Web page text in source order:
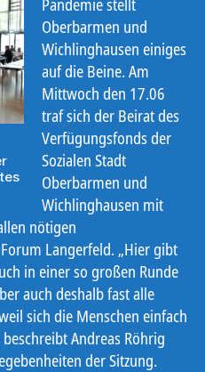
Pandemie stellt
Oberbarmen und
Wichlinghausen einiges
auf die Beine. Am
Mittwoch den 17.06
traf sich der Beirat des
Verfügungsfonds der
Sozialen Stadt
Oberbarmen und
Wichlinghausen mit
nötigen
Langerfeld. „Hier gibt
in einer so großen Runde
auch deshalb fast alle
sich die Menschen einfach
Andreas Röhrig
der Sitzung.